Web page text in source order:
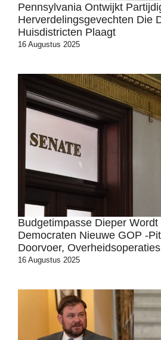
Pennsylvania Ontwijkt
Herverdelingsgevechten Die
Huisdistricten Plaagt
16 Augustus 2025
Budgetimpasse Dieper
Democraten Nieuwe GOP -
Doorvoer,
16 Augustus 2025